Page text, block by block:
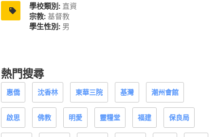
學校類別: 直資
宗教: 基督教
學生性別: 男
熱門搜尋
惠僑 沈香林 東華三院 基灣 潮州會館
啟思 佛教 明愛 靈糧堂 福建 保良局